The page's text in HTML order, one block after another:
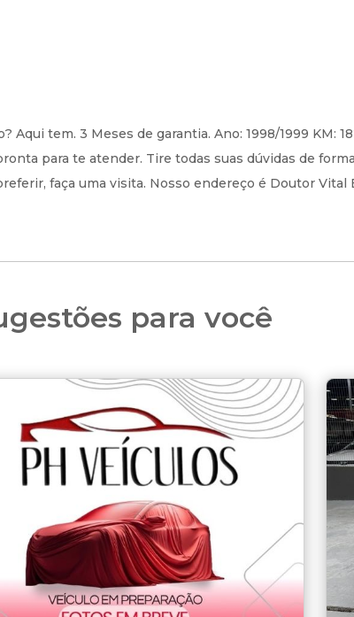
tem. 3 Meses de garantia. Ano: 1998/1999 KM:
para te atender. Tire todas suas dúvidas de
faça uma visita. Nosso endereço é Doutor Vital
para você